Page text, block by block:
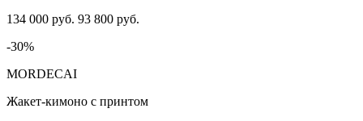
134 000 руб. 93 800 руб.
-30%
MORDECAI
Жакет-кимоно с принтом